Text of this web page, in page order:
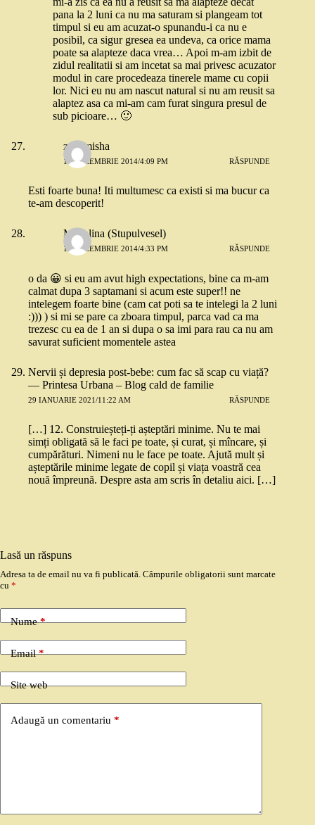
pana la 2 luni ca nu ma saturam si plangeam tot
timpul si eu am acuzat-o spunandu-i ca nu e
posibil, ca sigur gresea ea undeva, ca orice mama
poate sa alapteze daca vrea… Apoi m-am izbit de
zidul realitatii si am incetat sa mai privesc acuzator
modul in care procedeaza tinerele mame cu copii
lor. Nici eu nu am nascut natural si nu am reusit sa
alaptez asa ca mi-am cam furat singura presul de
sub picioare… 🙂
zanamisha
15 DECEMBRIE 2014/4:09 PM RĂSPUNDE
Esti foarte buna! Iti multumesc ca existi si ma bucur ca
te-am descoperit!
Madalina (Stupulvesel)
15 DECEMBRIE 2014/4:33 PM RĂSPUNDE
o da 😀 si eu am avut high expectations, bine ca m-am
calmat dupa 3 saptamani si acum este super!! ne
intelegem foarte bine (cam cat poti sa te intelegi la 2 luni
:))) ) si mi se pare ca zboara timpul, parca vad ca ma
trezesc cu ea de 1 an si dupa o sa imi para rau ca nu am
savurat suficient momentele astea
Nervii și depresia post-bebe: cum fac să scap cu viață?
— Printesa Urbana – Blog cald de familie
29 IANUARIE 2021/11:22 AM RĂSPUNDE
[…] 12. Construieșteți-ți așteptări minime. Nu te mai
simți obligată să le faci pe toate, și curat, și mîncare, și
cumpărături. Nimeni nu le face pe toate. Ajută mult și
așteptările minime legate de copil și viața voastră cea
nouă împreună. Despre asta am scris în detaliu aici. […]
Lasă un răspuns
Adresa ta de email nu va fi publicată. Câmpurile obligatorii sunt marcate
cu *
Nume*
Email*
Site web
Adaugă un comentariu *